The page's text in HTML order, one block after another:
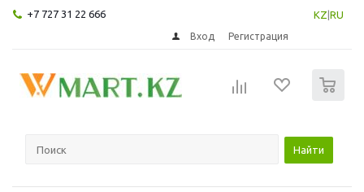
+7 727 31 22 666 KZ RU
Вход Регистрация
Найти